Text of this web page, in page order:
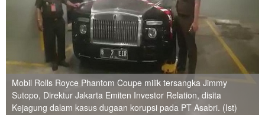
Mobil Rolls Royce Phantom Coupe milik tersangka Jimmy
Sutopo, Direktur Jakarta Emiten Investor Relation, disita
Kejagung dalam kasus dugaan korupsi pada PT Asabri. (Ist)